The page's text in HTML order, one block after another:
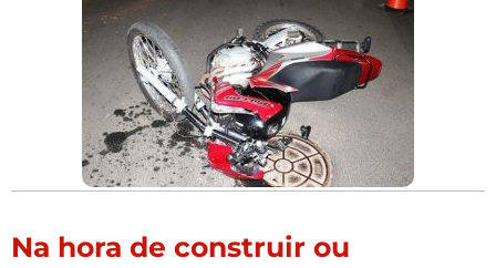
Na hora de construir ou